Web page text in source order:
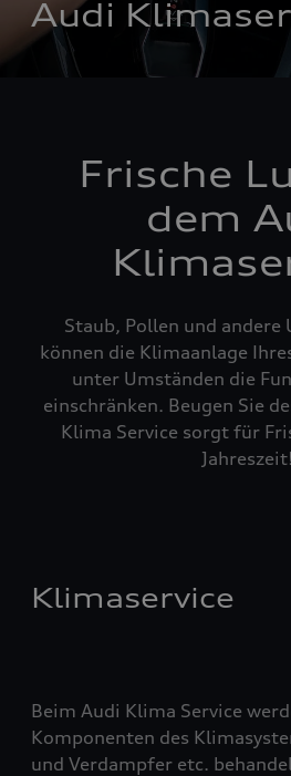
Audi
Frische
dem
Staub, Pollen und
können die Klimaanlage
unter Umständen die
einschränken. Beugen Sie
Klima Service sorgt für
Jahreszeit!
Klimaservice
Beim Audi Klima Service
Komponenten des
und Verdampfer etc.